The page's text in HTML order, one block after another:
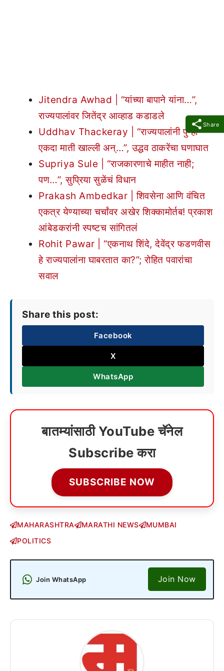
Share
Jitendra Awhad | “यांच्या बापाने यांना…”,
राज्यपालांवर जितेंद्र आव्हाड कडाडले
Uddhav Thackeray | “राज्यपालांनी पुन्हा
एकदा माती खाल्ली अन्…”, उद्धव ठाकरेंचा घणाघात
Supriya Sule | “राजकारणाचे माहीत नाही;
पण…”, सुप्रिया सुळेंचं विधान
Prakash Ambedkar | शिवसेना आणि वंचित
एकत्र येण्याच्या चर्चांवर अखेर शिक्कामोर्तब! प्रकाश
आंबेडकरांनी स्पष्टच सांगितलं
Rohit Pawar | “एकनाथ शिंदे, देवेंद्र फडणवीस
हे राज्यपालांना घाबरतात का?”; रोहित पवारांचा
सवाल
Share this post:
Facebook
X
WhatsApp
बातम्यांसाठी YouTube चॅनेल
Subscribe करा
SUBSCRIBE NOW
MAHARASHTRA MARATHI NEWS
MUMBAI
POLITICS
Join WhatsApp Join Now